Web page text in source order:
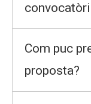
Com puc
proposta?